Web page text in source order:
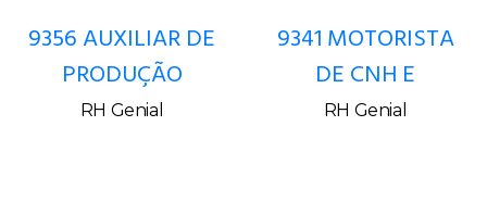
9356 AUXILIAR DE
PRODUÇÃO
RH Genial
9341 MOTORISTA
DE CNH E
RH Genial